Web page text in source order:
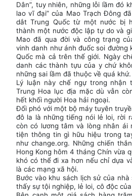
Dân”, tuy nhiên, những lỗi lầm đó
lao vĩ đại” của Mao Trạch Đông
dắt Trung Quốc từ một nước bị
thành một nước độc lập tự do và
Mao đã qua đời và công trạng
vinh danh như ánh đuốc soi đường
Quốc mà cả trên thế giới. Ngày
danh các thành tựu của y chứ
những sai lầm đã thuộc về quá khứ.
Lý luận này chế ngự trong nhận
Trung Hoa lục địa mặc dù vẫn
hết khối người Hoa hải ngoại.
Đối phó với một bộ máy tuyên
đô la là những tiếng nói lẻ loi, rời
còn có lương tâm và lòng nhân ái
tiện thông tin gì hữu hiệu trong
như change.org. Những chiến
Hong Kong hôm 4 tháng Chín vừa
khó có thể đi xa hơn nếu chỉ dựa
là các mạng xã hội.
Bước vào khu sách lịch sử của
thấy sự tội nghiệp, lẻ loi, cô độc